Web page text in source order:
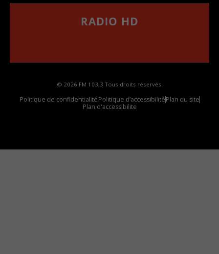
RADIO HD
© 2026 FM 103,3 Tous droits réservés.
Politique de confidentialitéPolitique d’accessibilitéPlan du site
Plan d'accessibilite